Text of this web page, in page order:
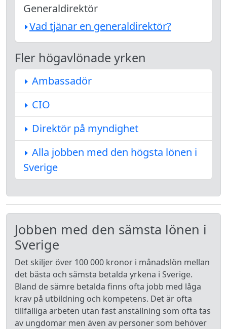
Generaldirektör
Vad tjänar en generaldirektör?
Fler högavlönade yrken
Ambassadör
CIO
Direktör på myndighet
Alla jobben med den högsta lönen i
Sverige
Jobben med den sämsta lönen i
Sverige
Det skiljer över 100 000 kronor i månadslön mellan
det bästa och sämsta betalda yrkena i Sverige.
Bland de sämre betalda finns ofta jobb med låga
krav på utbildning och kompetens. Det är ofta
tillfälliga arbeten utan fast anställning som ofta tas
av ungdomar men även av personer som behöver